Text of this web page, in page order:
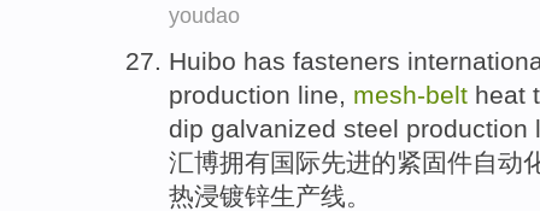
youdao
Huibo has fasteners
production line, mesh-belt heat
dip galvanized steel production
汇博拥有国际先进的紧固件自动
热浸镀锌生产线。